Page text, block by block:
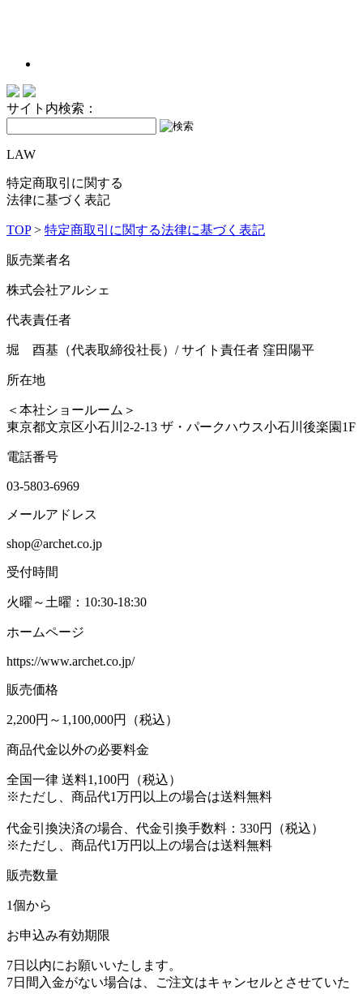
サイト内検索：
LAW
特定商取引に関する
法律に基づく表記
TOP> 特定商取引に関する法律に基づく表記
販売業者名
株式会社アルシェ
代表責任者
堀 酉基（代表取締役社長）/ サイト責任者 窪田陽平
所在地
＜本社ショールーム＞
東京都文京区小石川2-2-13 ザ・パークハウス小石川後楽園1F
電話番号
03-5803-6969
メールアドレス
shop@archet.co.jp
受付時間
火曜～土曜：10:30-18:30
ホームページ
https://www.archet.co.jp/
販売価格
2,200円～1,100,000円（税込）
商品代金以外の必要料金
全国一律 送料1,100円（税込）
※ただし、商品代1万円以上の場合は送料無料
代金引換決済の場合、代金引換手数料：330円（税込）
※ただし、商品代1万円以上の場合は送料無料
販売数量
1個から
お申込み有効期限
7日以内にお願いいたします。
7日間入金がない場合は、ご注文はキャンセルとさせていた